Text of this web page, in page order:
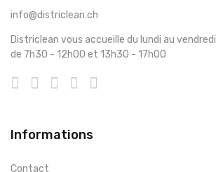
info@districlean.ch
Districlean vous accueille du lundi au vendredi
de 7h30 - 12h00 et 13h30 - 17h00
Informations
Contact